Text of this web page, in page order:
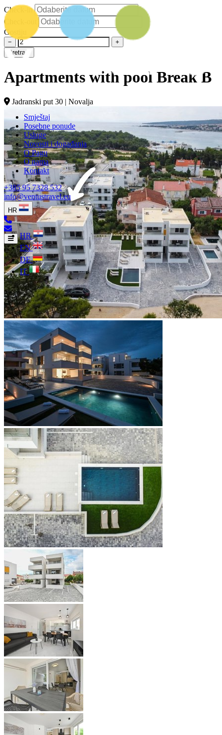
Smještaj
Posebne ponude
Usluge
Novosti i događanja
O Pagu
O nama
Kontakt
+385 95 7328 532
info@ventustravel.eu
HR
HR
EN
DE
IT
Check-in
Check-out
Gostiju
−
+
Pretraži
Apartments with pool Break B
Jadranski put 30 | Novalja